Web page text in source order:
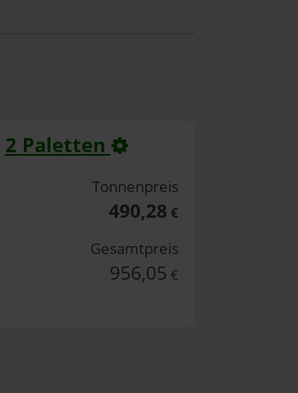
2 Paletten
Tonnenpreis
490,28 €
Gesamtpreis
956,05 €